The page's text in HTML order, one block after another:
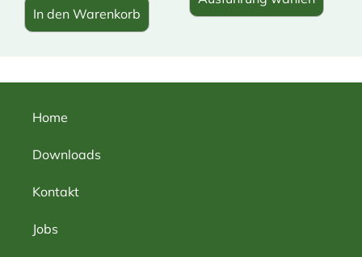
In den Warenkorb
Home
Downloads
Kontakt
Jobs